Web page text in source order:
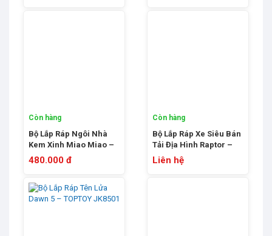
Còn hàng
Bộ Lắp Ráp Ngôi Nhà
Kem Xinh Miao Miao –
TOPTOY TC2011
480.000 đ
Còn hàng
Bộ Lắp Ráp Xe Siêu Bán
Tải Địa Hình Raptor –
TOPTOY TC1712
Liên hệ